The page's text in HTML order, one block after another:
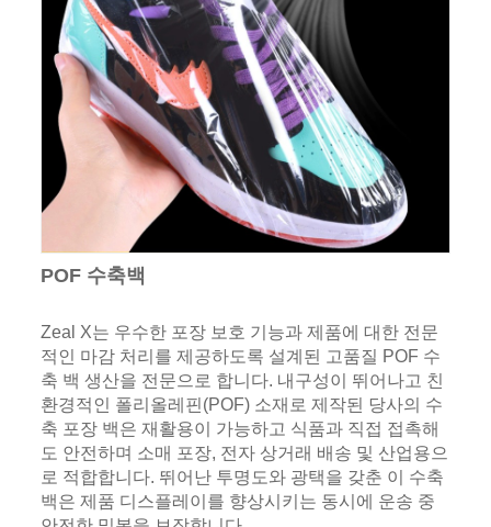
POF 수축백
Zeal X는 우수한 포장 보호 기능과 제품에 대한 전문
적인 마감 처리를 제공하도록 설계된 고품질 POF 수
축 백 생산을 전문으로 합니다. 내구성이 뛰어나고 친
환경적인 폴리올레핀(POF) 소재로 제작된 당사의 수
축 포장 백은 재활용이 가능하고 식품과 직접 접촉해
도 안전하며 소매 포장, 전자 상거래 배송 및 산업용으
로 적합합니다. 뛰어난 투명도와 광택을 갖춘 이 수축
백은 제품 디스플레이를 향상시키는 동시에 운송 중